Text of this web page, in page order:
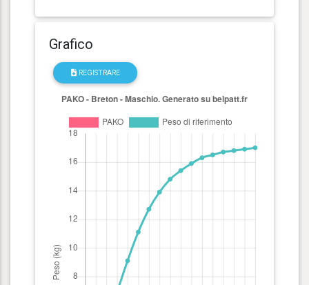
Grafico
REGISTRARE